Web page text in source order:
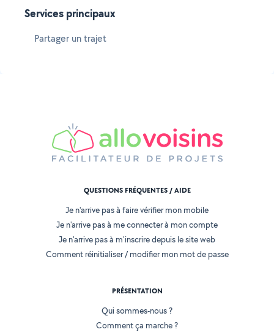
Services principaux
Partager un trajet
QUESTIONS FRÉQUENTES / AIDE
Je n'arrive pas à faire vérifier mon mobile
Je n'arrive pas à me connecter à mon compte
Je n'arrive pas à m'inscrire depuis le site web
Comment réinitialiser / modifier mon mot de passe
PRÉSENTATION
Qui sommes-nous ?
Comment ça marche ?